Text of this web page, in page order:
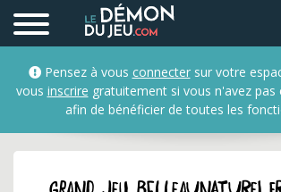
Pensez à vous connectersur votre
vous inscrire gratuitement si vous n'avez
afin de bénéficier de toutes les